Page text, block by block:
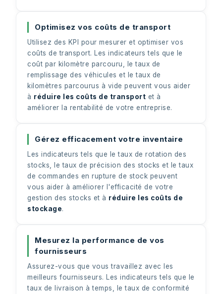
Optimisez vos coûts de transport
Utilisez des KPI pour mesurer et optimiser vos
coûts de transport. Les indicateurs tels que le
coût par kilomètre parcouru, le taux de
remplissage des véhicules et le taux de
kilomètres parcourus à vide peuvent vous aider
à réduire les coûts de transport et à
améliorer la rentabilité de votre entreprise.
Gérez efficacement votre inventaire
Les indicateurs tels que le taux de rotation des
stocks, le taux de précision des stocks et le taux
de commandes en rupture de stock peuvent
vous aider à améliorer l'efficacité de votre
gestion des stocks et à réduire les coûts de
stockage.
Mesurez la performance de vos
fournisseurs
Assurez-vous que vous travaillez avec les
meilleurs fournisseurs. Les indicateurs tels que le
taux de livraison à temps, le taux de conformité